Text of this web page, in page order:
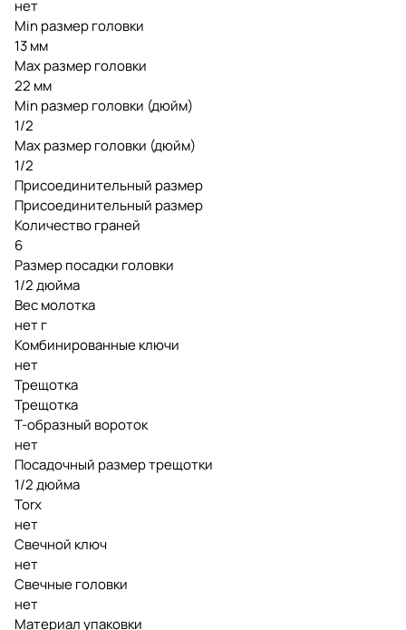
нет
Min размер головки
13 мм
Max размер головки
22 мм
Min размер головки (дюйм)
1/2
Max размер головки (дюйм)
1/2
Присоединительный размер
Присоединительный размер
Количество граней
6
Размер посадки головки
1/2 дюйма
Вес молотка
нет г
Комбинированные ключи
нет
Трещотка
Трещотка
Т-образный вороток
нет
Посадочный размер трещотки
1/2 дюйма
Torx
нет
Свечной ключ
нет
Свечные головки
нет
Материал упаковки